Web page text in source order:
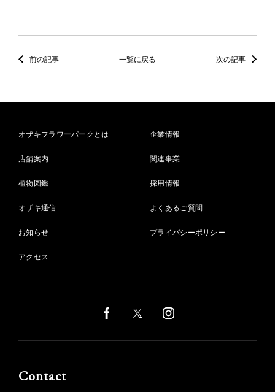
前の記事 一覧に戻る 次の記事
オザキフラワーパークとは
店舗案内
植物図鑑
オザキ通信
お知らせ
アクセス
企業情報
関連事業
採用情報
よくあるご質問
プライバシーポリシー
Contact